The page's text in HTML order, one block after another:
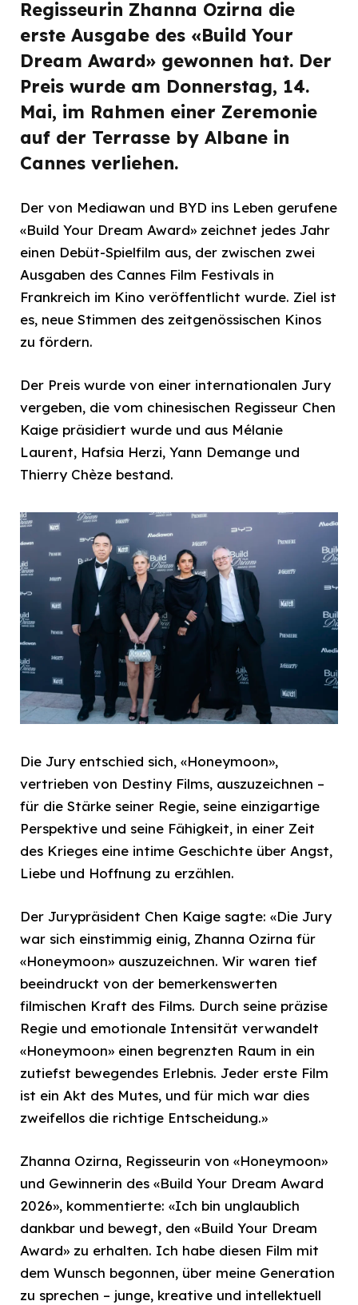
Regisseurin Zhanna Ozirna die
erste Ausgabe des «Build Your
Dream Award» gewonnen hat. Der
Preis wurde am Donnerstag, 14.
Mai, im Rahmen einer Zeremonie
auf der Terrasse by Albane in
Cannes verliehen.
Der von Mediawan und BYD ins Leben gerufene
«Build Your Dream Award» zeichnet jedes Jahr
einen Debüt-Spielfilm aus, der zwischen zwei
Ausgaben des Cannes Film Festivals in
Frankreich im Kino veröffentlicht wurde. Ziel ist
es, neue Stimmen des zeitgenössischen Kinos
zu fördern.
Der Preis wurde von einer internationalen Jury
vergeben, die vom chinesischen Regisseur Chen
Kaige präsidiert wurde und aus Mélanie
Laurent, Hafsia Herzi, Yann Demange und
Thierry Chèze bestand.
Die Jury entschied sich, «Honeymoon»,
vertrieben von Destiny Films, auszuzeichnen –
für die Stärke seiner Regie, seine einzigartige
Perspektive und seine Fähigkeit, in einer Zeit
des Krieges eine intime Geschichte über Angst,
Liebe und Hoffnung zu erzählen.
Der Jurypräsident Chen Kaige sagte: «Die Jury
war sich einstimmig einig, Zhanna Ozirna für
«Honeymoon» auszuzeichnen. Wir waren tief
beeindruckt von der bemerkenswerten
filmischen Kraft des Films. Durch seine präzise
Regie und emotionale Intensität verwandelt
«Honeymoon» einen begrenzten Raum in ein
zutiefst bewegendes Erlebnis. Jeder erste Film
ist ein Akt des Mutes, und für mich war dies
zweifellos die richtige Entscheidung.»
Zhanna Ozirna, Regisseurin von «Honeymoon»
und Gewinnerin des «Build Your Dream Award
2026», kommentierte: «Ich bin unglaublich
dankbar und bewegt, den «Build Your Dream
Award» zu erhalten. Ich habe diesen Film mit
dem Wunsch begonnen, über meine Generation
zu sprechen – junge, kreative und intellektuell